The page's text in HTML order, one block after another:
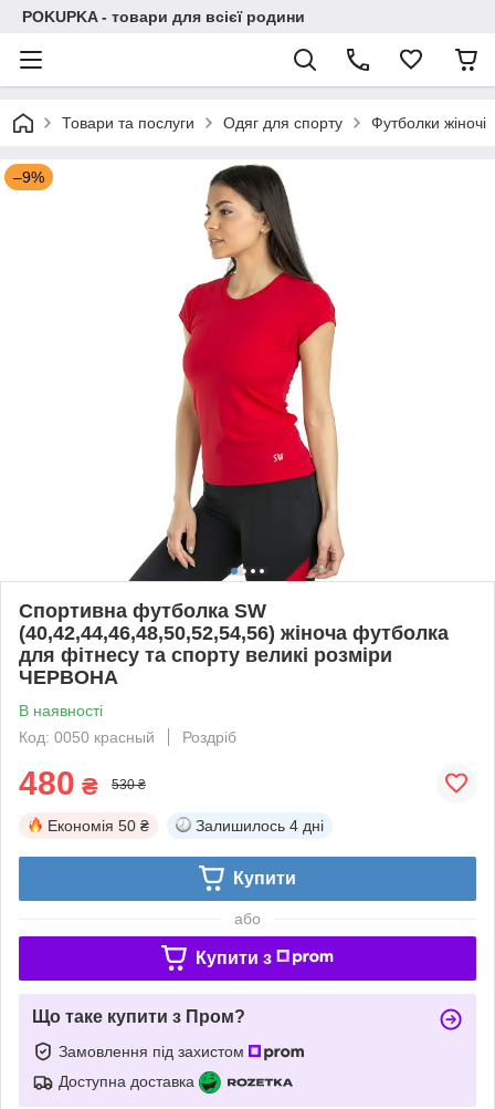
POKUPKA - товари для всієї родини
Товари та послуги Одяг для спорту Футболки жіночі
–9%
Спортивна футболка SW
(40,42,44,46,48,50,52,54,56) жіноча футболка
для фітнесу та спорту великі розміри
ЧЕРВОНА
В наявності
Код: 0050 красный
Роздріб
480 ₴ 530 ₴
Економія 50 ₴ Залишилось 4 дні
Купити
або
Купити з
Що таке купити з Пром?
Замовлення під захистом
Доступна доставка